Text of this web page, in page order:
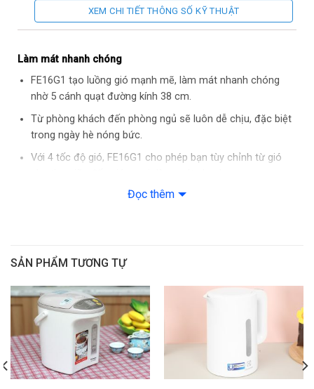
điện:
Công
47W
Đường
cánh
quạt:
38 cm
cánh
quạt :
5 cánh
Chất
hẹn
1 tiếng
Điều
khiển
từ xa :
Không
XEM CHI TIẾT THÔNG SỐ KỸ THUẬT
Làm mát nhanh chóng
FE16G1 tạo luồng gió mạnh mẽ, làm mát nhanh chóng
nhờ 5 cánh quạt đường kính 38 cm.
Từ phòng khách đến phòng ngủ sẽ luôn dễ chịu, đặc biệt
trong ngày hè nóng bức.
Với 4 tốc độ gió, FE16G1 cho phép bạn tùy chỉnh từ gió
Động cơ AC công suất 47 W hoạt động ổn định, hiệu suất
cao, đảm bảo tuổi thọ lâu dài.
Quạt vận hành êm ái, tiết kiệm điện, mang lại sự yên tâm
khi sử dụng.
Hẹn giờ tắt tiện lợi
Đọc thêm
SẢN PHẨM TƯƠNG TỰ